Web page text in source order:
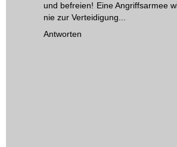
und befreien! Eine Angriffsarmee
nie zur Verteidigung...
Antworten